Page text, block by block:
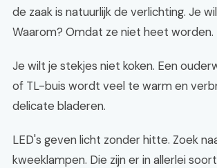
de zaak is natuurlijk de verlichting. Je
Waarom? Omdat ze niet heet worden.
Je wilt je stekjes niet koken. Een
of TL-buis wordt veel te warm en
delicate bladeren.
LED's geven licht zonder hitte. Zoek
kweeklampen. Die zijn er in allerlei